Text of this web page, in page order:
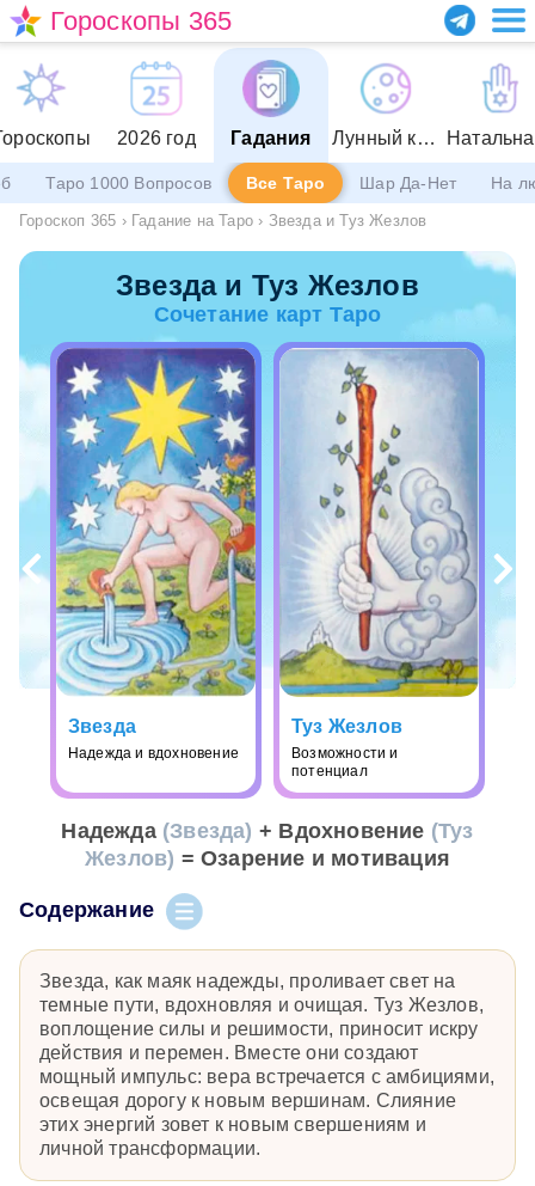
Гороскопы 365
2026 год Гадания Лунный календарь
Таро 1000 Вопросов Все Таро Шар Да-Нет На
Гороскоп 365 › Гадание на Таро › Звезда и Туз Жезлов
Звезда и Туз Жезлов
Сочетание карт Таро
Звезда
Надежда и вдохновение
Туз Жезлов
Возможности и
потенциал
Надежда (Звезда) + Вдохновение (Туз
Жезлов) = Озарение и мотивация
Содержание
Звезда, как маяк надежды, проливает свет на
темные пути, вдохновляя и очищая. Туз Жезлов,
воплощение силы и решимости, приносит искру
действия и перемен. Вместе они создают
мощный импульс: вера встречается с амбициями,
освещая дорогу к новым вершинам. Слияние
этих энергий зовет к новым свершениям и
личной трансформации.